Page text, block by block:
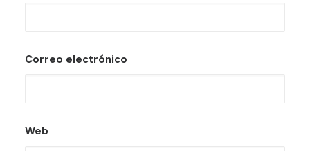
Correo electrónico
Web